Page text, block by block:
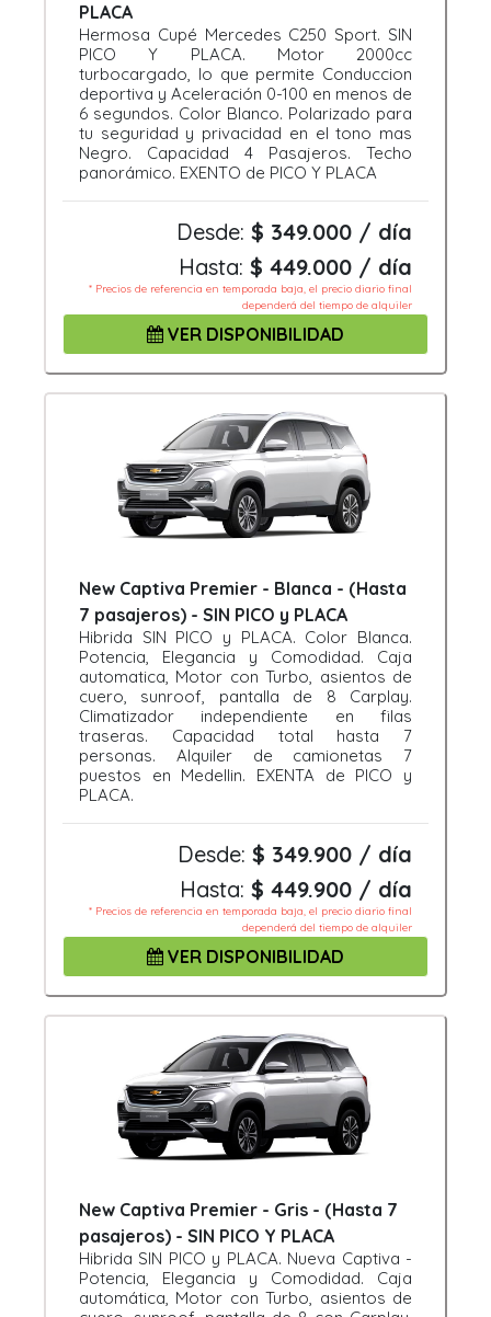
PLACA
Hermosa Cupé Mercedes C250 Sport. SIN
PICO Y PLACA. Motor 2000cc
turbocargado, lo que permite Conduccion
deportiva y Aceleración 0-100 en menos de
6 segundos. Color Blanco. Polarizado para
tu seguridad y privacidad en el tono mas
Negro. Capacidad 4 Pasajeros. Techo
panorámico. EXENTO de PICO Y PLACA
Desde: $ 349.000 / día
Hasta: $ 449.000 / día
* Precios de referencia en temporada baja, el precio diario final
dependerá del tiempo de alquiler
VER DISPONIBILIDAD
New Captiva Premier - Blanca - (Hasta
7 pasajeros) - SIN PICO y PLACA
Hibrida SIN PICO y PLACA. Color Blanca.
Potencia, Elegancia y Comodidad. Caja
automatica, Motor con Turbo, asientos de
cuero, sunroof, pantalla de 8 Carplay.
Climatizador independiente en filas
traseras. Capacidad total hasta 7
personas. Alquiler de camionetas 7
puestos en Medellin. EXENTA de PICO y
PLACA.
Desde: $ 349.900 / día
Hasta: $ 449.900 / día
* Precios de referencia en temporada baja, el precio diario final
dependerá del tiempo de alquiler
VER DISPONIBILIDAD
New Captiva Premier - Gris - (Hasta 7
pasajeros) - SIN PICO Y PLACA
Hibrida SIN PICO y PLACA. Nueva Captiva -
Potencia, Elegancia y Comodidad. Caja
automática, Motor con Turbo, asientos de